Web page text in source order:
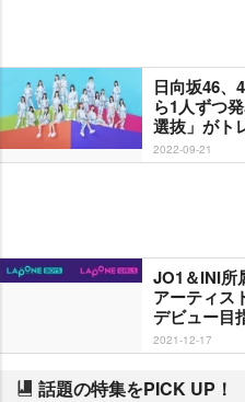
日向坂46
ら1人ずつ
選抜」がト
2022-09-21
JO1＆INI所
アーティス
デビュー目
2021-12-17
話題の特集をPICK UP！